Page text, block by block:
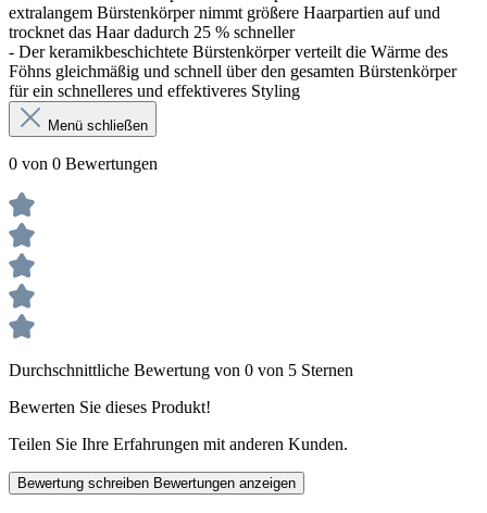
extralangem Bürstenkörper nimmt größere Haarpartien auf und
trocknet das Haar dadurch 25 % schneller
- Der keramikbeschichtete Bürstenkörper verteilt die Wärme des
Föhns gleichmäßig und schnell über den gesamten Bürstenkörper
für ein schnelleres und effektiveres Styling
Menü schließen
0 von 0 Bewertungen
Durchschnittliche Bewertung von 0 von 5 Sternen
Bewerten Sie dieses Produkt!
Teilen Sie Ihre Erfahrungen mit anderen Kunden.
Bewertung schreiben Bewertungen anzeigen